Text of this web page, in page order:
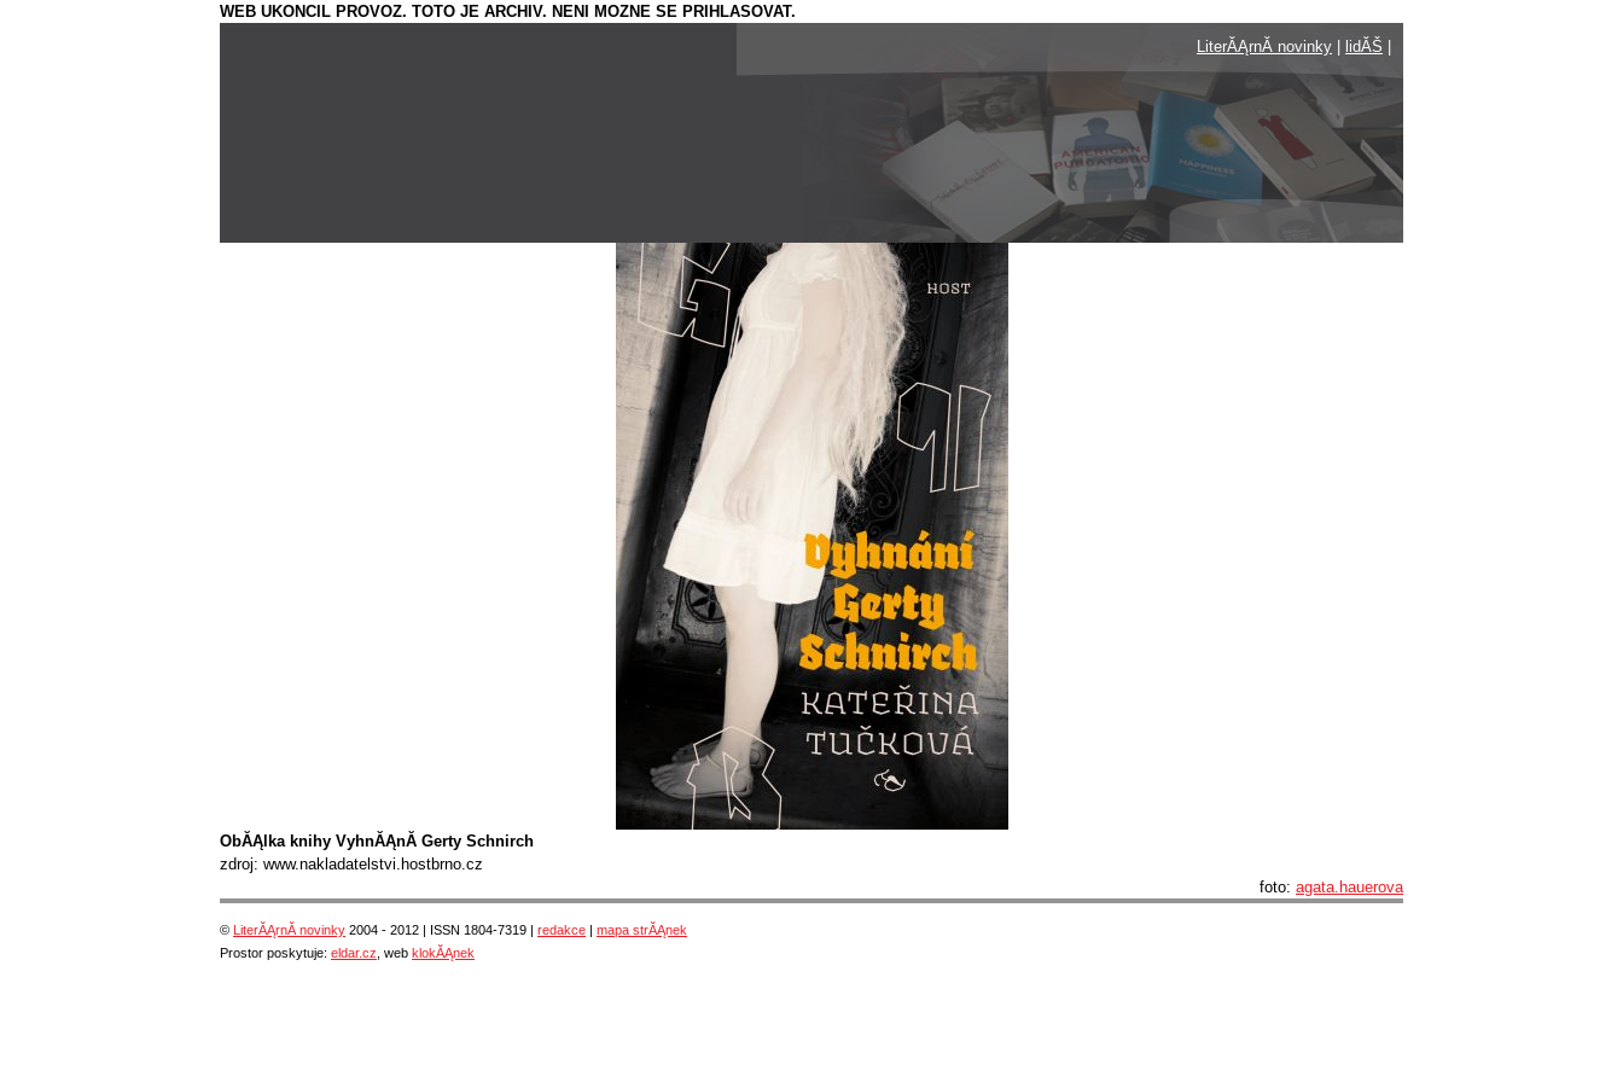
WEB UKONCIL PROVOZ. TOTO JE ARCHIV. NENI MOZNE SE PRIHLASOVAT.
LiterĂĄrnĂ­ novinky
lidĂŠ
ObĂĄlka knihy VyhnĂĄnĂ­ Gerty Schnirch
zdroj: www.nakladatelstvi.hostbrno.cz
foto: agata.hauerova
© LiterĂĄrnĂ­ novinky 2004 - 2012 | ISSN 1804-7319 | redakce
mapa strĂĄnek
Prostor poskytuje: eldar.cz , web klokĂĄnek